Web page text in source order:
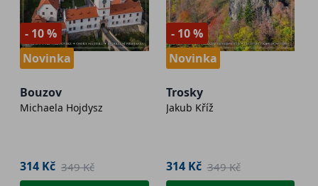
- 10 %
Novinka
Bouzov
Michaela Hojdysz
314 Kč 349 Kč
- 10 %
Novinka
Trosky
Jakub Kříž
314 Kč 349 Kč